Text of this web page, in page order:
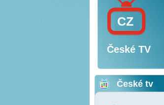
České TV
CZ
České tv